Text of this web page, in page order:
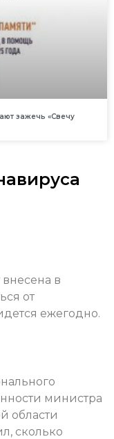
зажечь «Свечу
в
от
ежегодно.
министра
области
сколько